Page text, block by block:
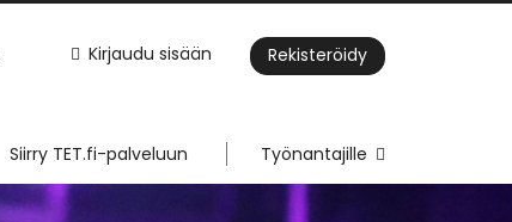
Kirjaudu sisään Rekisteröidy
Siirry TET.fi-palveluun Työnantajille